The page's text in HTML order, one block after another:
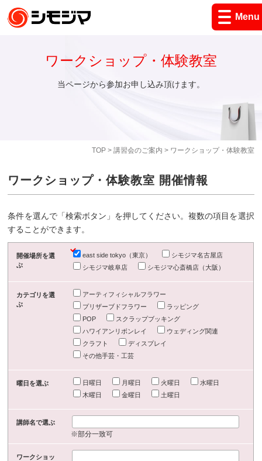
Menu
TOP> 講習会のご案内 > ワークショップ・体験教室
ワークショップ・体験教室
当ページから参加お申し込み頂けます。
ワークショップ・体験教室 開催情報
条件を選んで「検索ボタン」を押してください。複数の項目を選択
することができます。
開催場所を選
ぶ
east side tokyo（東京）
シモジマ名古屋店
シモジマ岐阜店
シモジマ心斎橋店（大阪）
カテゴリを選
ぶ
アーティフィシャルフラワー
プリザーブドフラワー
ラッピング
POP
スクラップブッキング
ハワイアンリボンレイ
ウェディング関連
クラフト
ディスプレイ
その他手芸・工芸
曜日を選ぶ 日曜日 月曜日 火曜日
水曜日
木曜日
金曜日 土曜日
講師名で選ぶ
※部分一致可
ワークショッ